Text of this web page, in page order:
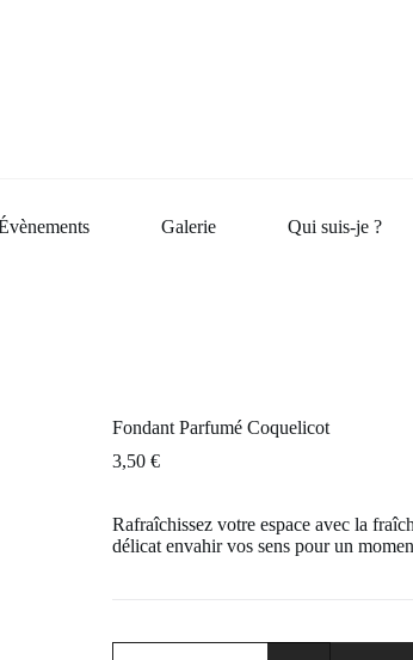
Galerie Qui suis-je ?
Fondant Parfumé Coquelicot
3,50 €
Rafraîchissez votre espace avec la
délicat envahir vos sens pour un